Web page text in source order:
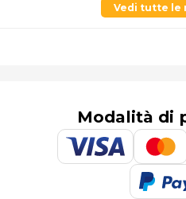
Vedi tutte le
Modalità di